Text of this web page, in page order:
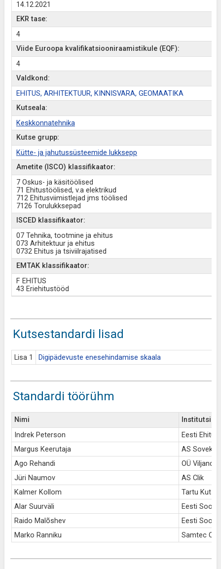
14.12.2021
EKR tase:
4
Viide Euroopa kvalifikatsiooniraamistikule (EQF):
4
Valdkond:
EHITUS, ARHITEKTUUR, KINNISVARA, GEOMAATIKA
Kutseala:
Keskkonnatehnika
Kutse grupp:
Kütte- ja jahutussüsteemide lukksepp
Ametite (ISCO) klassifikaator:
7 Oskus- ja käsitöölised
71 Ehitustöölised, v.a elektrikud
712 Ehitusviimistlejad jms töölised
7126 Torulukksepad
ISCED klassifikaator:
07 Tehnika, tootmine ja ehitus
073 Arhitektuur ja ehitus
0732 Ehitus ja tsiviilrajatised
EMTAK klassifikaator:
F EHITUS
43 Eriehitustööd
Kutsestandardi lisad
Lisa 1 Digipädevuste enesehindamise skaala
Standardi töörühm
Nimi
Indrek Peterson
Eesti
Margus Keerutaja
AS Sovek
Ago Rehandi
OÜ Viljandi
Jüri Naumov
AS Clik
Kalmer Kollom
Tartu
Alar Suurväli
Eesti
Raido Malõshev
Eesti
Marko Ranniku
Samtec OÜ